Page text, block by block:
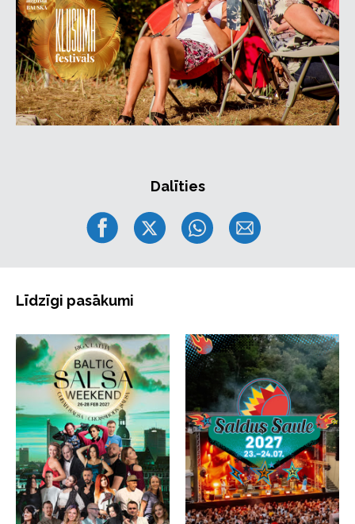
Bērniem līdz 7 gadu vecumam ieeja bez maksas.
Dalīties
Līdzīgi pasākumi